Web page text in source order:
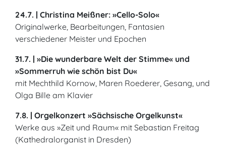
24.7. | Christina Meißner: »Cello-Solo«
Originalwerke, Bearbeitungen, Fantasien
verschiedener Meister und Epochen
31.7. | »Die wunderbare Welt der Stimme« und
»Sommerruh wie schön bist Du«
mit Mechthild Kornow, Maren Roederer, Gesang, und
Olga Bille am Klavier
7.8. | Orgelkonzert »Sächsische Orgelkunst«
Werke aus »Zeit und Raum« mit Sebastian Freitag
(Kathedralorganist in Dresden)